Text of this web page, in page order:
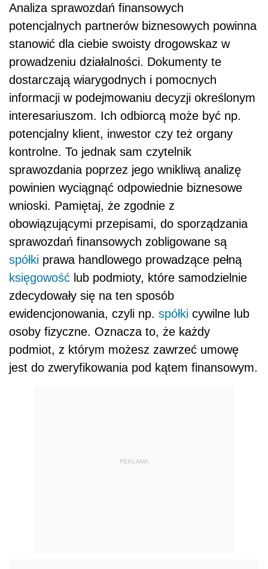
Analiza sprawozdań finansowych
potencjalnych partnerów biznesowych powinna
stanowić dla ciebie swoisty drogowskaz w
prowadzeniu działalności. Dokumenty te
dostarczają wiarygodnych i pomocnych
informacji w podejmowaniu decyzji określonym
interesariuszom. Ich odbiorcą może być np.
potencjalny klient, inwestor czy też organy
kontrolne. To jednak sam czytelnik
sprawozdania poprzez jego wnikliwą analizę
powinien wyciągnąć odpowiednie biznesowe
wnioski. Pamiętaj, że zgodnie z
obowiązującymi przepisami, do sporządzania
sprawozdań finansowych zobligowane są
spółki prawa handlowego prowadzące pełną
księgowość lub podmioty, które samodzielnie
zdecydowały się na ten sposób
ewidencjonowania, czyli np. spółki cywilne lub
osoby fizyczne. Oznacza to, że każdy
podmiot, z którym możesz zawrzeć umowę
jest do zweryfikowania pod kątem finansowym.
REKLAMA